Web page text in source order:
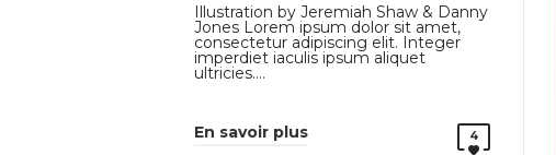
Illustration by Jeremiah Shaw & Danny
Jones Lorem ipsum dolor sit amet,
consectetur adipiscing elit. Integer
imperdiet iaculis ipsum aliquet
ultricies.…
En savoir plus 4